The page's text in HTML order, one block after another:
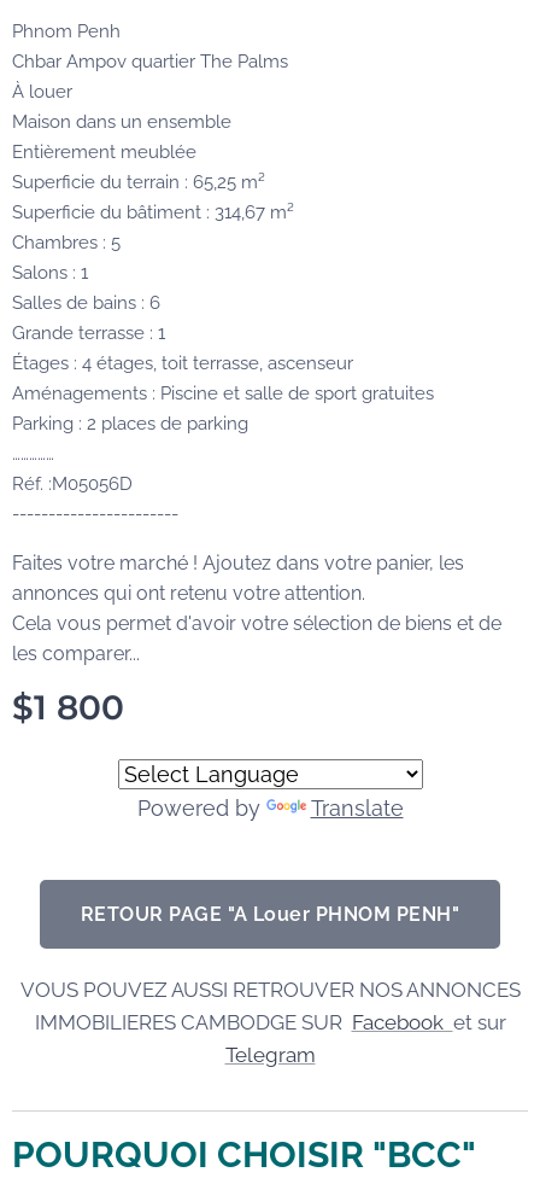
Phnom Penh
Chbar Ampov quartier The Palms
À louer
Maison dans un ensemble
Entièrement meublée
Superficie du terrain : 65,25 m²
Superficie du bâtiment : 314,67 m²
Chambres : 5
Salons : 1
Salles de bains : 6
Grande terrasse : 1
Étages : 4 étages, toit terrasse, ascenseur
Aménagements : Piscine et salle de sport gratuites
Parking : 2 places de parking
……………
Réf. :M05056D
-----------------------
Faites votre marché ! Ajoutez dans votre panier, les
annonces qui ont retenu votre attention.
Cela vous permet d'avoir votre sélection de biens et de
les comparer...
$1 800
Powered by Translate
RETOUR PAGE "A Louer PHNOM PENH"
VOUS POUVEZ AUSSI RETROUVER NOS ANNONCES
IMMOBILIERES CAMBODGE SUR Facebook et sur
Telegram
POURQUOI CHOISIR "BCC"